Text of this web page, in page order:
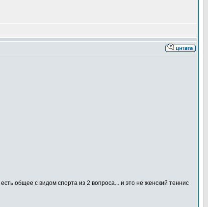
общее с видом спорта из 2 вопроса... и это не женский теннис